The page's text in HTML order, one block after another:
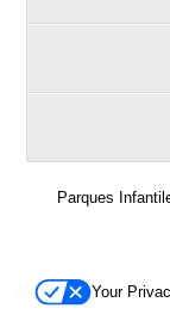
Parques
Your